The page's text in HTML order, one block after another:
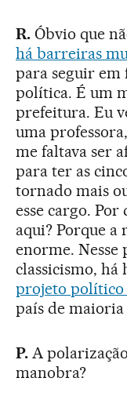
R.Óbvio que
há barreiras
para seguir em
política. É um
prefeitura. Eu
uma
me faltava ser
para ter as
tornado mais
esse cargo.
aqui? Porque a
enorme. Nesse
classicismo,
projeto político
país de
P.A
manobra?